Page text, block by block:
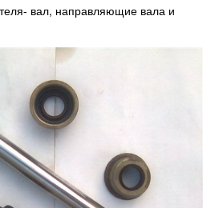
вал, направляющие вала и